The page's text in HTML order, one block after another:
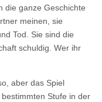
die ganze Geschichte
meinen, sie
Tod. Sie sind die
schuldig. Wer ihr
aber das Spiel
Stufe in der